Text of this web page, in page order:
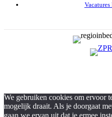
We gebruiken cookies om ervoor
mogelijk draait. Als je doorgaat
gaan we ervan uit dat je ermee